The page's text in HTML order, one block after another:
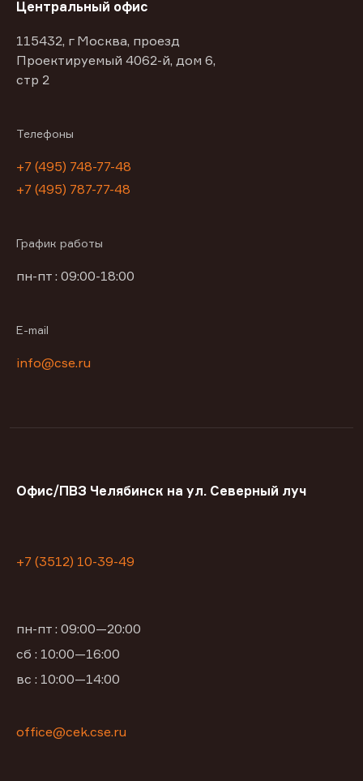
Центральный офис
115432, г Москва, проезд
Проектируемый 4062-й, дом 6,
стр 2
Телефоны
+7 (495) 748-77-48
+7 (495) 787-77-48
График работы
пн-пт : 09:00-18:00
E-mail
info@cse.ru
Офис/ПВЗ Челябинск на ул. Северный луч
+7 (3512) 10-39-49
пн-пт : 09:00—20:00
сб : 10:00—16:00
вс : 10:00—14:00
office@cek.cse.ru